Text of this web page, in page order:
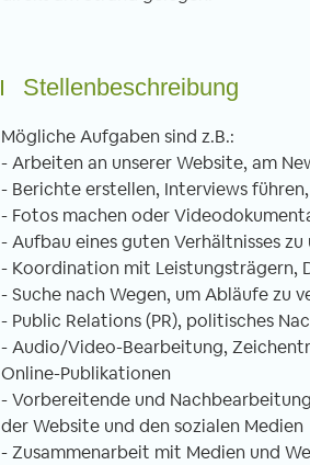
Stellenbeschreibung
Mögliche Aufgaben sind z.B.:
- Arbeiten an unserer Website, am
- Berichte erstellen, Interviews
- Fotos machen oder
- Aufbau eines guten Verhältnisses
- Koordination mit Leistungsträgern,
- Suche nach Wegen, um Abläufe zu
- Public Relations (PR), politisches
- Audio/Video-Bearbeitung,
Online-Publikationen
- Vorbereitende und
der Website und den sozialen Medien
- Zusammenarbeit mit Medien und